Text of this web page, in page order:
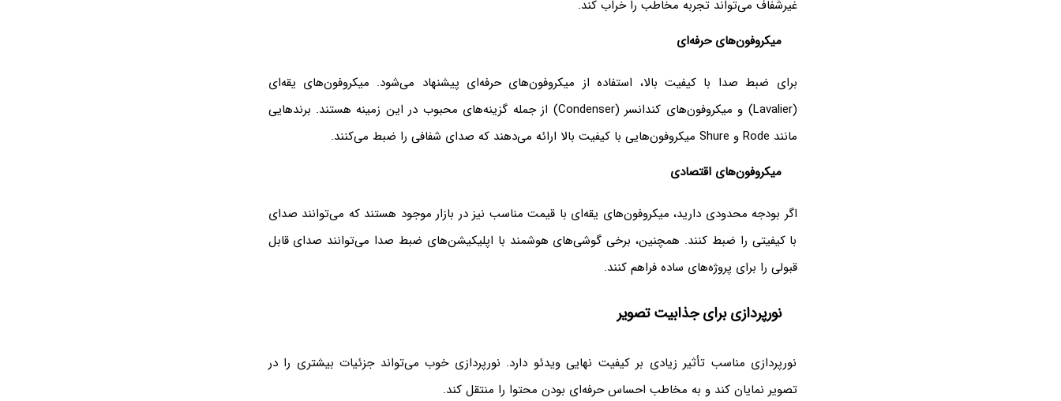
غیرشفاف می‌تواند تجربه مخاطب را خراب کند.
میکروفون‌های حرفه‌ای
برای ضبط صدا با کیفیت بالا، استفاده از میکروفون‌های حرفه‌ای پیشنهاد می‌شود. میکروفون‌های یقه‌ای
(Lavalier) و میکروفون‌های کندانسر (Condenser) از جمله گزینه‌های محبوب در این زمینه هستند. برندهایی
مانند Rode و Shure میکروفون‌هایی با کیفیت بالا ارائه می‌دهند که صدای شفافی را ضبط می‌کنند.
میکروفون‌های اقتصادی
اگر بودجه محدودی دارید، میکروفون‌های یقه‌ای با قیمت مناسب نیز در بازار موجود هستند که می‌توانند صدای
با کیفیتی را ضبط کنند. همچنین، برخی گوشی‌های هوشمند با اپلیکیشن‌های ضبط صدا می‌توانند صدای قابل
قبولی را برای پروژه‌های ساده فراهم کنند.
نورپردازی برای جذابیت تصویر
نورپردازی مناسب تأثیر زیادی بر کیفیت نهایی ویدئو دارد. نورپردازی خوب می‌تواند جزئیات بیشتری را در
تصویر نمایان کند و به مخاطب احساس حرفه‌ای بودن محتوا را منتقل کند.